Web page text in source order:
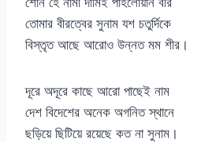
তোমার বীরত্বের সুনাম যশ চতুর্দিকে
বিস্তৃত আছে আরোও উন্নত মম শীর।
দূরে অদূরে কাছে আরো পাছেই নাম
দেশ বিদেশের অনেক অগনিত স্থানে
ছড়িয়ে ছিটিয়ে রয়েছে কত না সুনাম।